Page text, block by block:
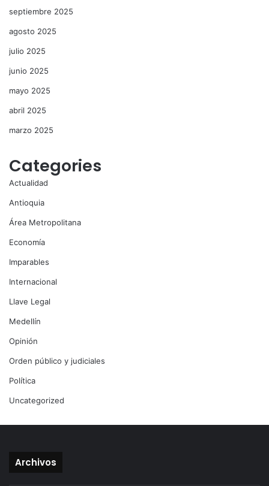
septiembre 2025
agosto 2025
julio 2025
junio 2025
mayo 2025
abril 2025
marzo 2025
Categories
Actualidad
Antioquia
Área Metropolitana
Economía
Imparables
Internacional
Llave Legal
Medellín
Opinión
Orden público y judiciales
Política
Uncategorized
Archivos